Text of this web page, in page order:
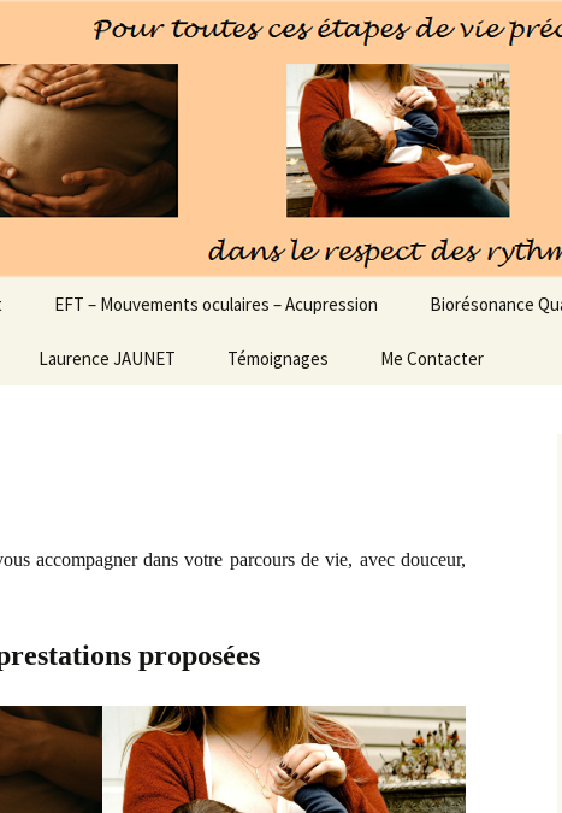
EFT – Mouvements oculaires – Acupression Biorésonance
Laurence JAUNET Témoignages Me Contacter
accompagner dans votre parcours de vie, avec douceur,
proposées